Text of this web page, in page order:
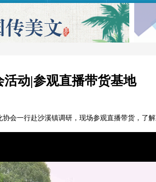
活动|参观直播带货基地
会一行赴沙溪镇调研，现场参观直播带货，了